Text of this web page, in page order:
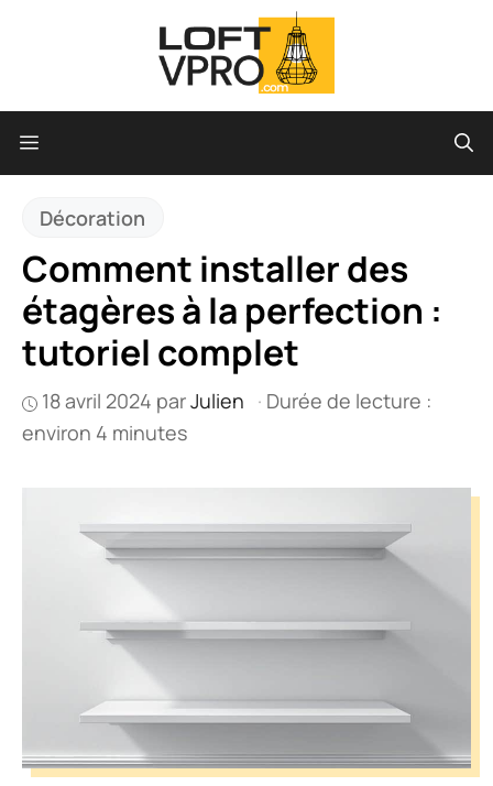
Menu
Décoration
Comment installer des
étagères à la perfection :
tutoriel complet
18 avril 2024 parJulien · Durée de lecture :
environ 4 minutes